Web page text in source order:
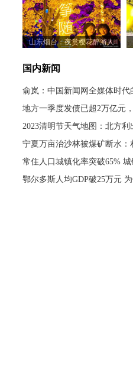
山东烟台：夜赏樱花醉游人
国内新闻
俞岚：中国新闻网全媒体时代
地方一季度发债已超2万亿元
2023清明节天气地图：北方
宁夏万亩治沙林被煤矿断水：
常住人口城镇化率突破65%
鄂尔多斯人均GDP破25万元